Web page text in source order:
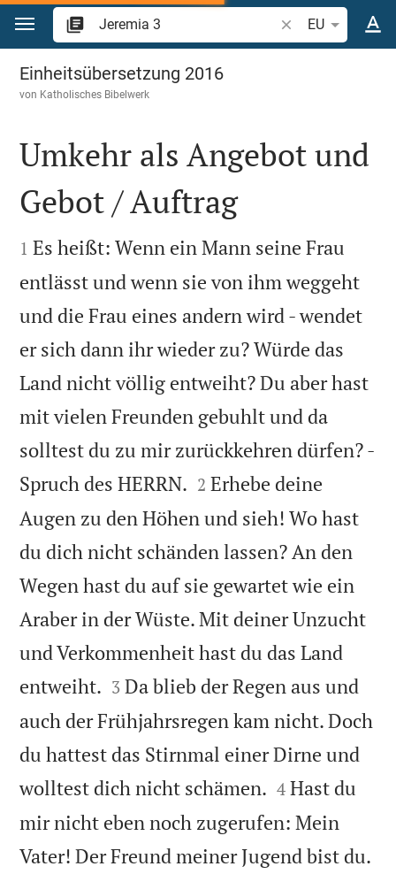
Zum Inhalt springen
Bibelstelle oder
EU
Jeremia 3
Einheitsübersetzung 2016
von Katholisches Bibelwerk

Umkehr als Angebot und
Gebot / Auftrag

1 Es heißt: Wenn ein Mann seine Frau
entlässt und wenn sie von ihm weggeht
und die Frau eines andern wird - wendet
er sich dann ihr wieder zu? Würde das
Land nicht völlig entweiht? Du aber hast
mit vielen Freunden gebuhlt und da
solltest du zu mir zurückkehren dürfen? -
Spruch des HERRN. 

2 Erhebe deine
Augen zu den Höhen und sieh! Wo hast
du dich nicht schänden lassen? An den
Wegen hast du auf sie gewartet wie ein
Araber in der Wüste. Mit deiner Unzucht
und Verkommenheit hast du das Land
entweiht. 

3 Da blieb der Regen aus und
auch der Frühjahrsregen kam nicht. Doch
du hattest das Stirnmal einer Dirne und
wolltest dich nicht schämen. 

4 Hast du
mir nicht eben noch zugerufen: Mein
Vater! Der Freund meiner Jugend bist du.